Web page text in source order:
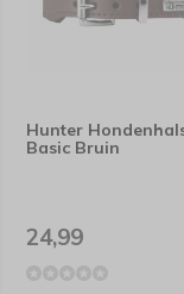
Hunter
Basic Bruin
24,99